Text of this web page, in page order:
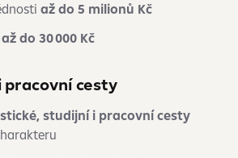
až do 5 milionů Kč
až do 30 000 Kč
pracovní cesty
studijní i pracovní cesty